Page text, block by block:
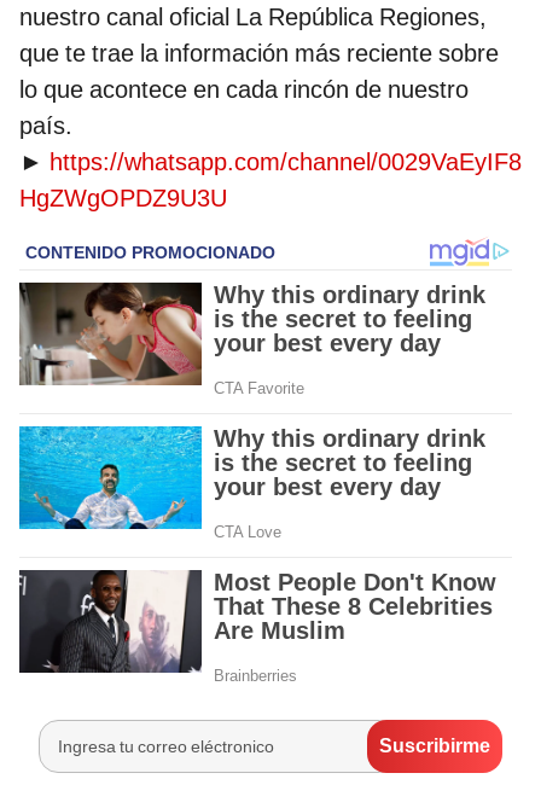
nuestro canal oficial La República Regiones,
que te trae la información más reciente sobre
lo que acontece en cada rincón de nuestro
país.
► https://whatsapp.com/channel/0029VaEyIF8
HgZWgOPDZ9U3U